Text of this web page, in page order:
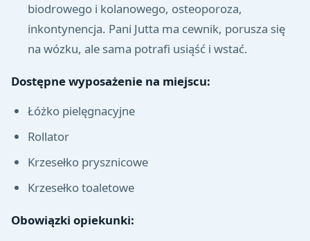
biodrowego i kolanowego, osteoporoza,
inkontynencja. Pani Jutta ma cewnik, porusza się
na wózku, ale sama potrafi usiąść i wstać.
Dostępne wyposażenie na miejscu:
Łóżko pielęgnacyjne
Rollator
Krzesełko prysznicowe
Krzesełko toaletowe
Obowiązki opiekunki: